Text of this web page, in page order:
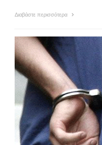
Διαβάστε περισσότερα